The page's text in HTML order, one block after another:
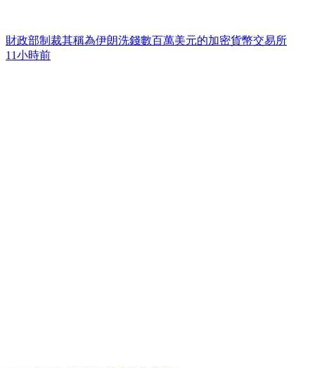
財政部制裁其稱為伊朗洗錢數百萬美元的加密貨幣交易所
11小時前